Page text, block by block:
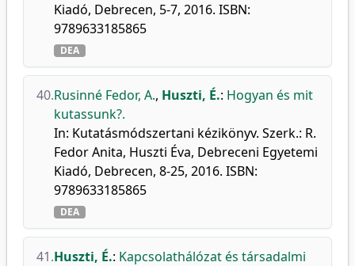
Kiadó, Debrecen, 5-7, 2016. ISBN:
9789633185865
DEA
40.Rusinné Fedor, A., Huszti, É.: Hogyan és mit
kutassunk?.
In: Kutatásmódszertani kézikönyv. Szerk.: R.
Fedor Anita, Huszti Éva, Debreceni Egyetemi
Kiadó, Debrecen, 8-25, 2016. ISBN:
9789633185865
DEA
41.Huszti, É.: Kapcsolathálózat és társadalmi